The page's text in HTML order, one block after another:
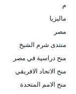
م
ماليزيا
مصر
منتدى شرم الشيخ
منح دراسية في مصر
منح الاتحاد الافريقي
منح الامم المتحدة